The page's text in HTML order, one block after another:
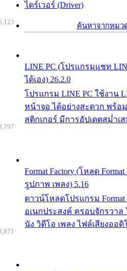
ไดร์เวอร์ (Driver)
ค้นหาจากหมว
LINE PC (โปรแกรมแชท
ได้เอง) 26.2.0
โปรแกรม LINE PC ใช้งาน
หน้าจอ ได้อย่างสะดวก พร้อ
สติกเกอร์ มีการอัปเดตสม่ำเ
Format Factory (โหลด
รูปภาพ เพลง) 5.16
ดาวน์โหลดโปรแกรม
อเนกประสงค์ ครอบจักรวา
นัง วิดีโอ เพลง ไฟล์เสียงออดิ